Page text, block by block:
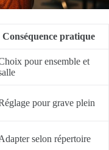
Conséquence pratique
pour ensemble et
pour grave plein
selon répertoire